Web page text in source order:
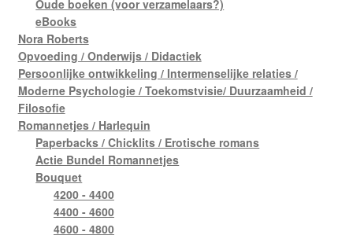
Oude boeken (voor verzamelaars?)
eBooks
Nora Roberts
Opvoeding / Onderwijs / Didactiek
Persoonlijke ontwikkeling / Intermenselijke relaties /
Moderne Psychologie / Toekomstvisie/ Duurzaamheid /
Filosofie
Romannetjes / Harlequin
Paperbacks / Chicklits / Erotische romans
Actie Bundel Romannetjes
Bouquet
4200 - 4400
4400 - 4600
4600 - 4800